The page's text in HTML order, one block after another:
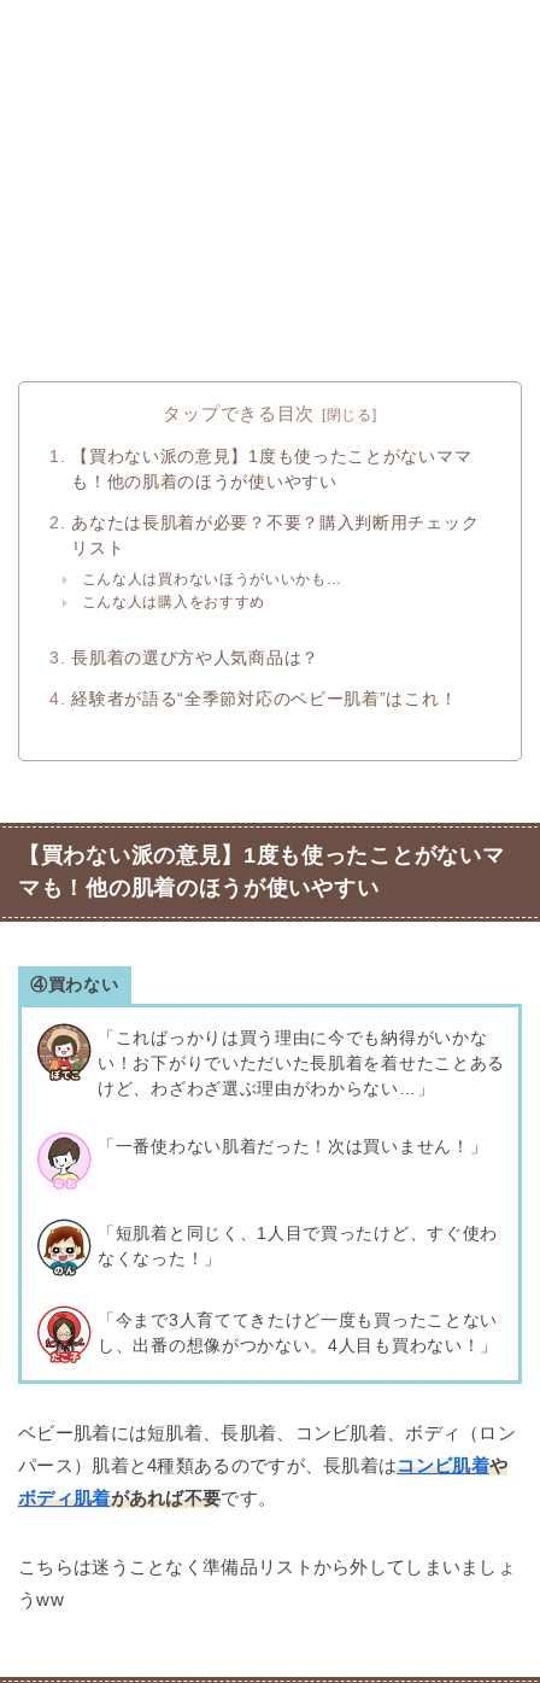
タップできる目次
【買わない派の意見】1度も使ったことがないママ
も！他の肌着のほうが使いやすい
あなたは長肌着が必要？不要？購入判断用チェック
リスト
こんな人は買わないほうがいいかも…
こんな人は購入をおすすめ
長肌着の選び方や人気商品は？
経験者が語る“全季節対応のベビー肌着”はこれ！
【買わない派の意見】1度も使ったことがないマ
マも！他の肌着のほうが使いやすい
④買わない
「こればっかりは買う理由に今でも納得がいかな
い！お下がりでいただいた長肌着を着せたことある
けど、わざわざ選ぶ理由がわからない…」
「一番使わない肌着だった！次は買いません！」
「短肌着と同じく、1人目で買ったけど、すぐ使わ
なくなった！」
「今まで3人育ててきたけど一度も買ったことない
し、出番の想像がつかない。4人目も買わない！」
ベビー肌着には短肌着、長肌着、コンビ肌着、ボディ（ロン
パース）肌着と4種類あるのですが、長肌着はコンビ肌着や
ボディ肌着があれば不要です。
こちらは迷うことなく準備品リストから外してしまいましょ
うww